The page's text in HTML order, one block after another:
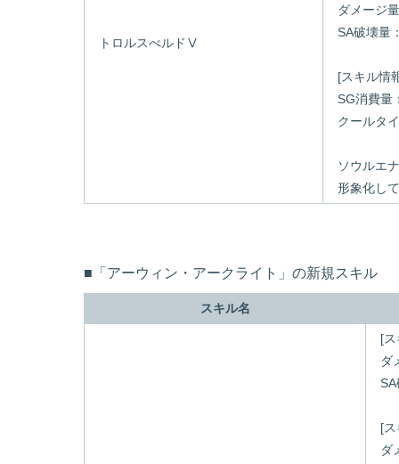
トロルスべルドⅤ
ダメージ
SA破壊量
[スキル情
SG消費量
クールタ
ソウルエ
形象化し
■「アーウィン・アークライト」の新規スキル
スキル名
[
ダ
[
ダ